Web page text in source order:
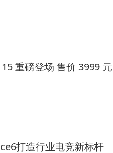
重磅登场 售价 3999 元
打造行业电竞新标杆